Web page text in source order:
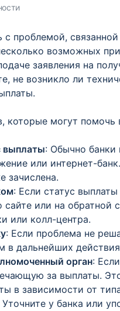
с проблемой,
возможных
заявления на
не возникло ли
которые могут
выплаты: Обычно банки
или интернет-
зачислена.
: Если статус
сайте или на
или колл-центра.
: Если проблема не
в дальнейших
орган:
за выплаты.
в зависимости от
Уточните у банка или